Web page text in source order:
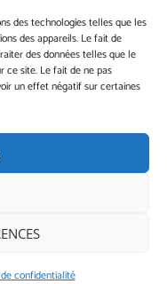
des technologies telles que les
des appareils. Le fait de
des données telles que le
ce site. Le fait de ne pas
un effet négatif sur certaines
confidentialité
de vente|Conditions
légales|Politique de